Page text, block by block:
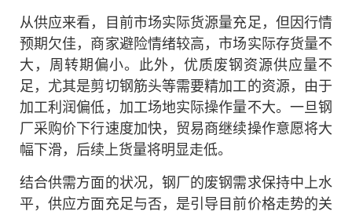
从供应来看，目前市场实际货源量充足，但因行情
预期欠佳，商家避险情绪较高，市场实际存货量不
大，周转期偏小。此外，优质废钢资源供应量不
足，尤其是剪切钢筋头等需要精加工的资源，由于
加工利润偏低，加工场地实际操作量不大。一旦钢
厂采购价下行速度加快，贸易商继续操作意愿将大
幅下滑，后续上货量将明显走低。
结合供需方面的状况，钢厂的废钢需求保持中上水
平，供应方面充足与否，是引导目前价格走势的关